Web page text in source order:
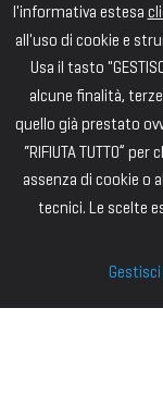
l'informativa estesa
all'uso di cookie e
Usa il tasto
alcune finalità,
quello già prestato
“RIFIUTA TUTTO”
assenza di cookie o
tecnici. Le scelte
Gestisci